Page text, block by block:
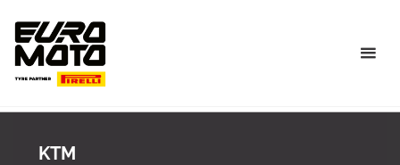
content
KTM